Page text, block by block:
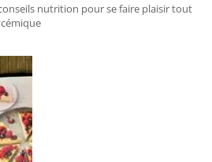
nutrition pour se faire plaisir tout